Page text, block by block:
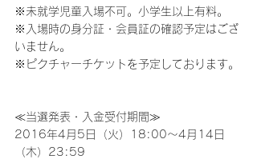
※未就学児童入場不可。小学生以上有料。
※入場時の身分証・会員証の確認予定はござ
いません。
※ピクチャーチケットを予定しております。
≪当選発表・入金受付期間≫
2016年4月5日（火）18:00～4月14日
（木）23:59